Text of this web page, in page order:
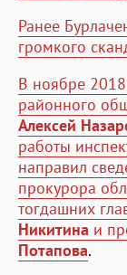
Ранее
громкого
В ноябре 2018
районного
Алексей
работы
направил
прокурора
тогдашних
Никитина и
Потапова.